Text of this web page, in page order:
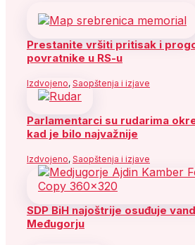
Prestanite vršiti pritisak i
povratnike u RS-u
Izdvojeno, Saopštenja i izjave
Parlamentarci su rudarima
kad je bilo najvažnije
Izdvojeno, Saopštenja i izjave
SDP BiH najoštrije osuđuje
Međugorju